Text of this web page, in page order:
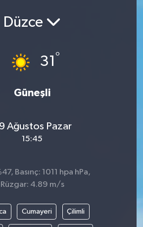
Düzce
31°
Güneşli
Ağustos Pazar
15:45
Basınç: 1011 hpa hPa,
Rüzgar: 4.89 m/s
Cumayeri Çilimli